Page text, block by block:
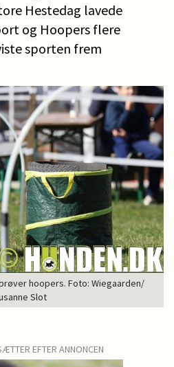
Hestedag lavede
og Hoopers flere
sporten frem
hoopers. Foto: Wiegaarden/
Slot
EFTER ANNONCEN